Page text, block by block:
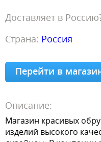
Доставляет в
Страна: Россия
Перейти в
Описание:
Магазин красивых
изделий высокого